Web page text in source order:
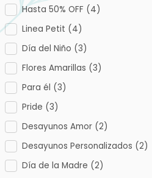
Hasta 50% OFF (4)
Linea Petit (4)
Día del Niño (3)
Flores Amarillas (3)
Para él (3)
Pride (3)
Desayunos Amor (2)
Desayunos Personalizados (2)
Día de la Madre (2)